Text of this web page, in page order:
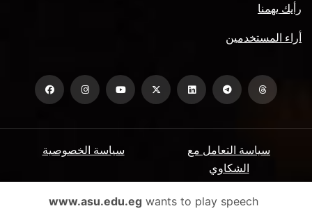
رأيك يهمنا
أراء المستخدمين
سياسة الخصوصية
سياسة التعامل مع
الشكاوي
الأسئلة الشائعة ميثاق المتعاملين www.asu.edu.egwants to play speech